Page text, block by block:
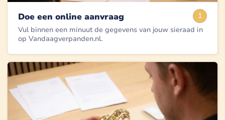
1
Doe een online aanvraag
Vul binnen een minuut de gegevens van jouw sieraad in
op Vandaagverpanden.nl.